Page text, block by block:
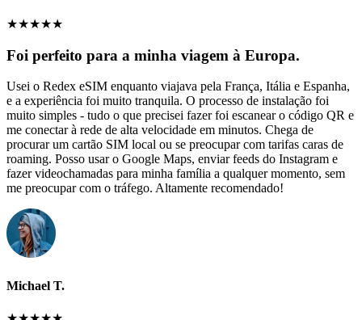
★★★★★
Foi perfeito para a minha viagem à Europa.
Usei o Redex eSIM enquanto viajava pela França, Itália e Espanha,
e a experiência foi muito tranquila. O processo de instalação foi
muito simples - tudo o que precisei fazer foi escanear o código QR e
me conectar à rede de alta velocidade em minutos. Chega de
procurar um cartão SIM local ou se preocupar com tarifas caras de
roaming. Posso usar o Google Maps, enviar feeds do Instagram e
fazer videochamadas para minha família a qualquer momento, sem
me preocupar com o tráfego. Altamente recomendado!
Michael T.